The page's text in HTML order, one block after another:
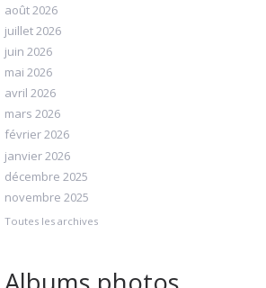
août 2026
juillet 2026
juin 2026
mai 2026
avril 2026
mars 2026
février 2026
janvier 2026
décembre 2025
novembre 2025
Toutes les archives